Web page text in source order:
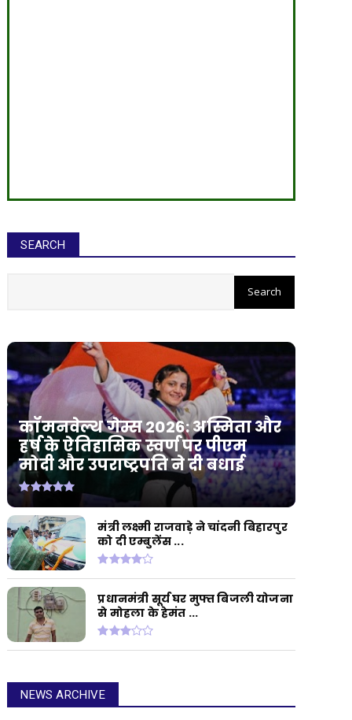
SEARCH
कॉमनवेल्थ गेम्स 2026: अस्मिता और
हर्ष के ऐतिहासिक स्वर्ण पर पीएम
मोदी और उपराष्ट्रपति ने दी बधाई
मंत्री लक्ष्मी राजवाड़े ने चांदनी बिहारपुर
को दी एम्बुलेंस ...
प्रधानमंत्री सूर्य घर मुफ्त बिजली योजना
से मोहला के हेमंत ...
NEWS ARCHIVE